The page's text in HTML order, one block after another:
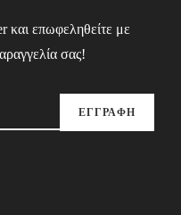
και επωφεληθείτε με
σας!
ΕΓΓΡΑΦΗ